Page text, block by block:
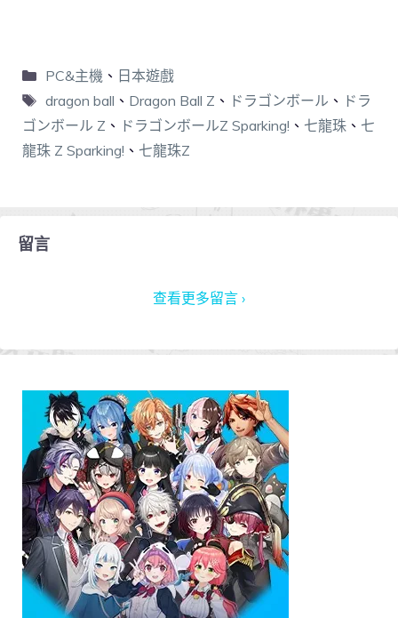
PC&主機、 日本遊戲
dragon ball 、 Dragon Ball Z 、 ドラゴンボール 、 ドラ
ゴンボール Z 、 ドラゴンボールZ Sparking! 、 七龍珠 、 七
龍珠 Z Sparking! 、 七龍珠Z
留言
查看更多留言 ›